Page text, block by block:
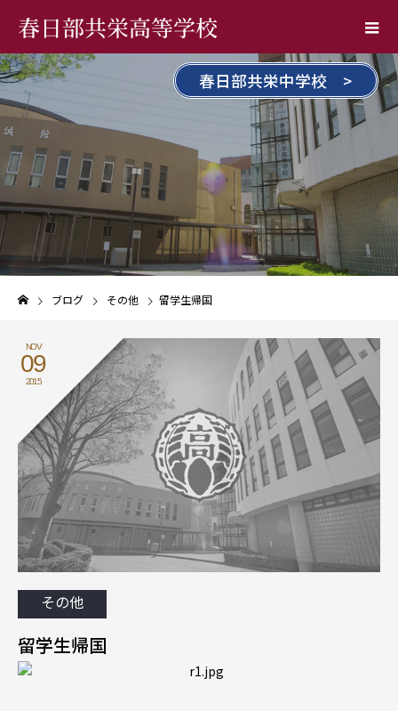
春日部共栄高等学校
春日部共栄中学校 >
ブログ その他 留学生帰国
NOV
09
2015
その他
留学生帰国